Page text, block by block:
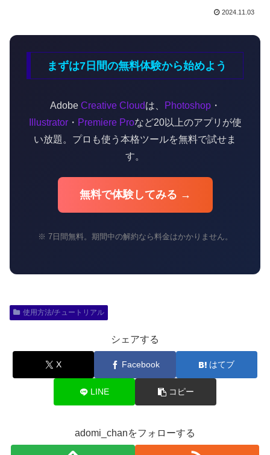
2024.11.03
まずは7日間の無料体験から始めよう
Adobe Creative Cloudは、 Photoshop・
Illustrator・ Premiere Proなど20以上のアプリが使
い放題。プロも使う本格ツールを無料で試せま
す。
無料で体験してみる →
※ 7日間無料。期間中の解約なら料金はかかりません。
使用方法/チュートリアル
シェアする
X Facebook はてブ
LINE コピー
adomi_chanをフォローする